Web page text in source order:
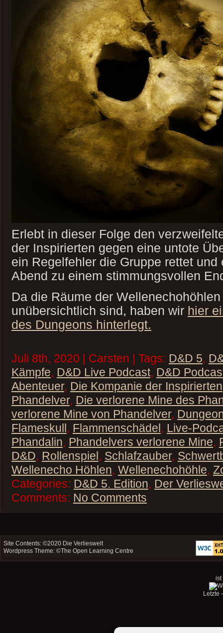
Erlebt in dieser Folge den
der Inspirierten gegen eine untote
ein Regelfehler die Gruppe rettet und
Abend zu einem stimmungsvollen
Da die Räume der
unübersichtlich sind, haben wir hier
des Dungeons hinterlegt.
Juli 8th, 2020 | Carsten | Tags: D&D 5,
Kämpfe, D&D Live Podcast, D&D
Abenteuer, Die Kompanie der Inspirierten
Phandelver, Die verlorene Mine des
verlorene Mine von Phandelver,
Flameskull , Flammenschädel , Live-
Phandalin, Phandelvers verlorene Mine,
D&D, Rollenspiel , Schlafzauber,
Wellenecho Höhlen, Wellenechohöhle,
Categories: D&D 5. Edition, Der
Comments: No Comments
Site Contents: ©2020 Die Verlieswelt
Wordpress Theme: ©The Open Learning Centre
ist
Letzte